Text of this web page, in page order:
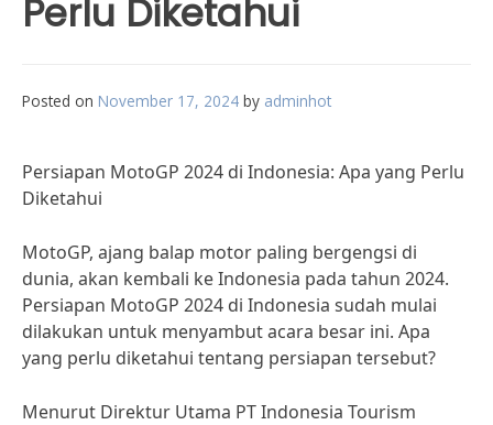
Perlu Diketahui
Posted on November 17, 2024 by adminhot
Persiapan MotoGP 2024 di Indonesia: Apa yang Perlu
Diketahui
MotoGP, ajang balap motor paling bergengsi di
dunia, akan kembali ke Indonesia pada tahun 2024.
Persiapan MotoGP 2024 di Indonesia sudah mulai
dilakukan untuk menyambut acara besar ini. Apa
yang perlu diketahui tentang persiapan tersebut?
Menurut Direktur Utama PT Indonesia Tourism